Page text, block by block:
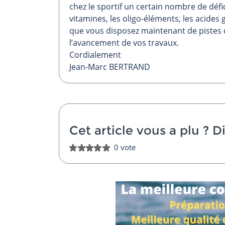
chez le sportif un certain nombre de
vitamines, les oligo-éléments, les acides
que vous disposez maintenant de
l’avancement de vos travaux.
Cordialement
Jean-Marc BERTRAND
Cet article vous a plu ?
0 vote